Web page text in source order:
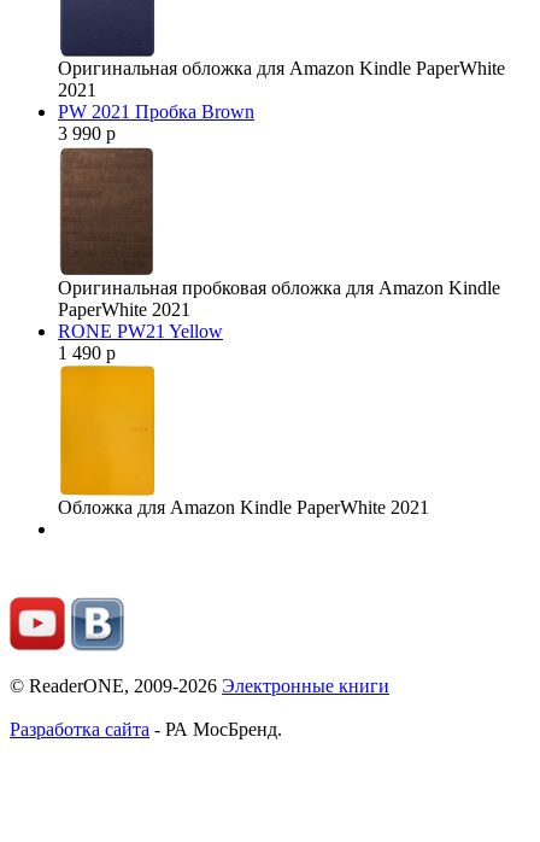
Оригинальная обложка для Amazon Kindle PaperWhite
2021
PW 2021 Пробка Brown
3 990 р
Оригинальная пробковая обложка для Amazon Kindle
PaperWhite 2021
RONE PW21 Yellow
1 490 р
Обложка для Amazon Kindle PaperWhite 2021
© ReaderONE, 2009-2026 Электронные книги
Разработка сайта - РА МосБренд.